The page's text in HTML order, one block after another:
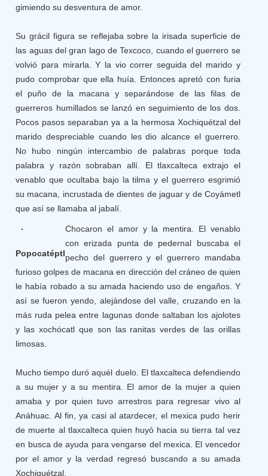
gimiendo su desventura de amor.
Su grácil figura se reflejaba sobre la irisada superficie de
las aguas del gran lago de Texcoco, cuando el guerrero se
volvió para mirarla. Y la vio correr seguida del marido y
pudo comprobar que ella huía. Entonces apretó con furia
el puño de la macana y separándose de las filas de
guerreros humillados se lanzó en seguimiento de los dos.
Pocos pasos separaban ya a la hermosa Xochiquétzal del
marido despreciable cuando les dio alcance el guerrero.
No hubo ningún intercambio de palabras porque toda
palabra y razón sobraban allí. El tlaxcalteca extrajo el
venablo que ocultaba bajo la tilma y el guerrero esgrimió
su macana, incrustada de dientes de jaguar y de Coyámetl
que así se llamaba al jabalí.
Popocatéptl
Chocaron el amor y la mentira. El venablo
con erizada punta de pedernal buscaba el
pecho del guerrero y el guerrero mandaba
furioso golpes de macana en dirección del cráneo de quien
le había robado a su amada haciendo uso de engaños. Y
así se fueron yendo, alejándose del valle, cruzando en la
más ruda pelea entre lagunas donde saltaban los ajolotes
y las xochócatl que son las ranitas verdes de las orillas
limosas.
Mucho tiempo duró aquél duelo. El tlaxcalteca defendiendo
a su mujer y a su mentira. El amor de la mujer a quien
amaba y por quien tuvo arrestros para regresar vivo al
Anáhuac. Al fin, ya casi al atardecer, el mexica pudo herir
de muerte al tlaxcalteca quien huyó hacia su tierra tal vez
en busca de ayuda para vengarse del mexica. El vencedor
por el amor y la verdad regresó buscando a su amada
Xochiquétzal.